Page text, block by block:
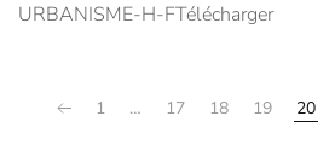
URBANISME-H-FTélécharger
1 … 17 18 19 20